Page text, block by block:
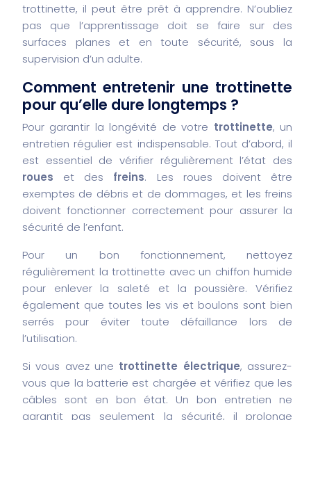
trottinette, il peut être prêt à apprendre. N’oubliez
pas que l’apprentissage doit se faire sur des
surfaces planes et en toute sécurité, sous la
supervision d’un adulte.
Comment entretenir une trottinette
pour qu’elle dure longtemps ?
Pour garantir la longévité de votre trottinette, un
entretien régulier est indispensable. Tout d’abord, il
est essentiel de vérifier régulièrement l’état des
roues et des freins. Les roues doivent être
exemptes de débris et de dommages, et les freins
doivent fonctionner correctement pour assurer la
sécurité de l’enfant.
Pour un bon fonctionnement, nettoyez
régulièrement la trottinette avec un chiffon humide
pour enlever la saleté et la poussière. Vérifiez
également que toutes les vis et boulons sont bien
serrés pour éviter toute défaillance lors de
l’utilisation.
Si vous avez une trottinette électrique, assurez-
vous que la batterie est chargée et vérifiez que les
câbles sont en bon état. Un bon entretien ne
garantit pas seulement la sécurité, il prolonge